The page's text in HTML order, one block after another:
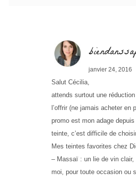
janvier 24, 2016
Salut Cécilia,
attends surtout une
l’offrir (ne jamais acheter en
promo est mon adage
teinte, c’est difficile de
Mes teintes favorites chez
– Massaï : un lie de vin clair,
moi, pour toute occasion ou